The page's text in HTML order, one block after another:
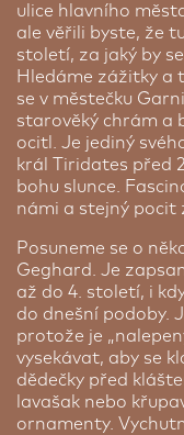
Využijte
blízkosti
odkazhttps://
promo=SEN830
výhodné
na zájezdu. Cena
pobytu. Veškeré
najdete na
bude postaráno,
bez starostí.
ulice hlavního
ale věřili byste, že
století, za jaký by
Hledáme zážitky a
se v městečku
starověký chrám a
ocitl. Je jediný
král Tiridates před
bohu slunce.
námi a stejný pocit
Posuneme se o
Geghard. Je
až do 4. století, i
do dnešní podoby.
protože je
vysekávat, aby se
dědečky před
lavašak nebo
ornamenty.